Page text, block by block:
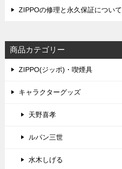
ZIPPOの修理と永久保証について
商品カテゴリー
ZIPPO(ジッポ)・喫煙具
キャラクターグッズ
天野喜孝
ルパン三世
水木しげる